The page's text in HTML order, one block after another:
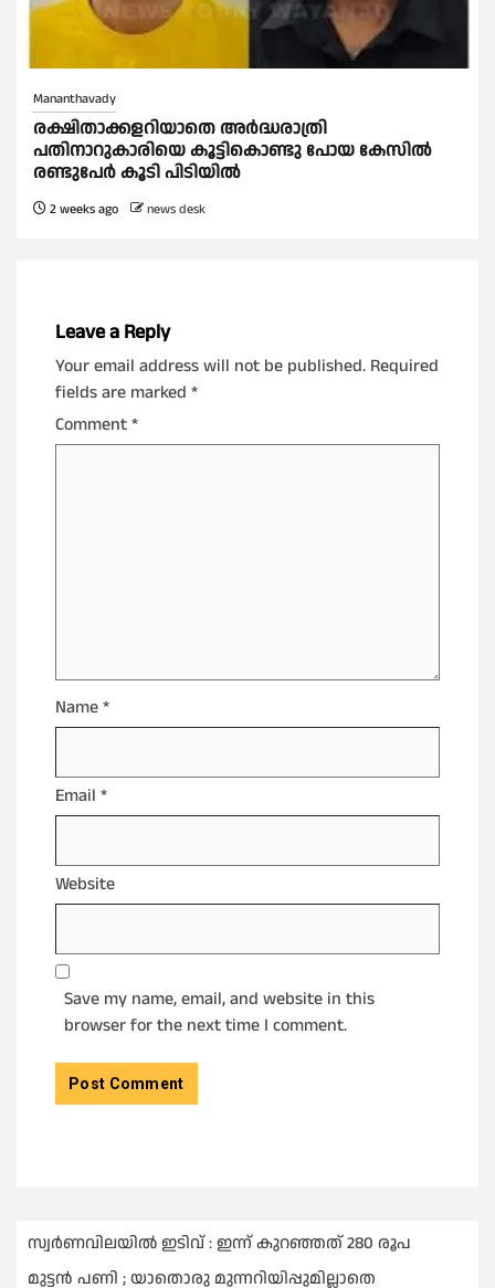
Mananthavady
രക്ഷിതാക്കളറിയാതെ അര്‍ദ്ധരാത്രി
പതിനാറുകാരിയെ കൂട്ടികൊണ്ടു പോയ കേസില്‍
രണ്ടുപേര്‍ കൂടി പിടിയില്‍
2 weeks ago news desk
Leave a Reply
Your email address will not be published. Required
fields are marked *
Comment*
Name*
Email *
Website
Save my name, email, and website in this
browser for the next time I comment.
സ്വർണവിലയില്‍ ഇടിവ് : ഇന്ന് കുറഞ്ഞത് 280 രൂപ
മുട്ടൻ പണി ; യാതൊരു മുന്നറിയിപ്പുമില്ലാതെ